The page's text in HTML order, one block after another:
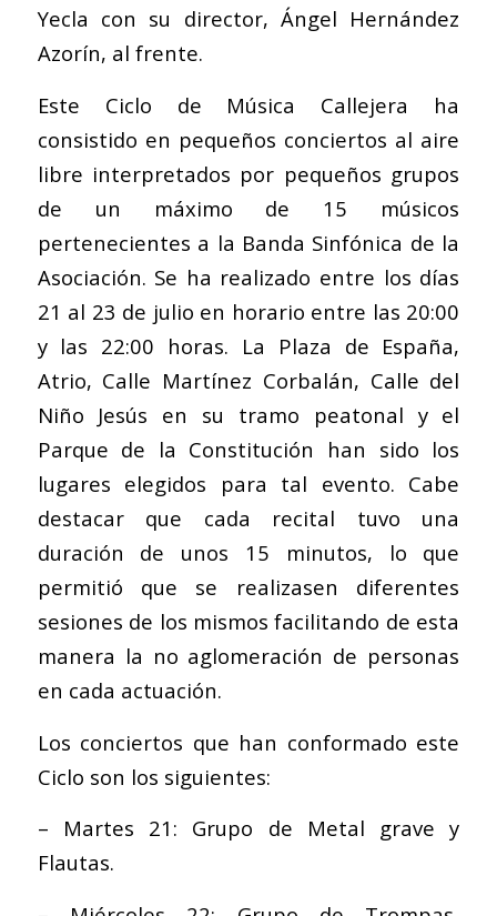
Yecla con su director, Ángel Hernández
Azorín, al frente.
Este Ciclo de Música Callejera ha
consistido en pequeños conciertos al aire
libre interpretados por pequeños grupos
de un máximo de 15 músicos
pertenecientes a la Banda Sinfónica de la
Asociación. Se ha realizado entre los días
21 al 23 de julio en horario entre las 20:00
y las 22:00 horas. La Plaza de España,
Atrio, Calle Martínez Corbalán, Calle del
Niño Jesús en su tramo peatonal y el
Parque de la Constitución han sido los
lugares elegidos para tal evento. Cabe
destacar que cada recital tuvo una
duración de unos 15 minutos, lo que
permitió que se realizasen diferentes
sesiones de los mismos facilitando de esta
manera la no aglomeración de personas
en cada actuación.
Los conciertos que han conformado este
Ciclo son los siguientes:
– Martes 21: Grupo de Metal grave y
Flautas.